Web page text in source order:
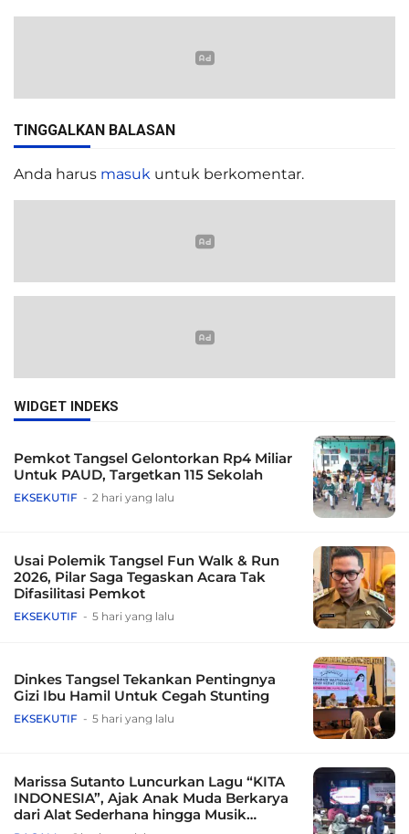
TINGGALKAN BALASAN
Anda harus masuk untuk berkomentar.
WIDGET INDEKS
Pemkot Tangsel Gelontorkan Rp4 Miliar
Untuk PAUD, Targetkan 115 Sekolah
EKSEKUTIF 2 hari yang lalu
Usai Polemik Tangsel Fun Walk & Run
2026, Pilar Saga Tegaskan Acara Tak
Difasilitasi Pemkot
EKSEKUTIF 5 hari yang lalu
Dinkes Tangsel Tekankan Pentingnya
Gizi Ibu Hamil Untuk Cegah Stunting
EKSEKUTIF 5 hari yang lalu
Marissa Sutanto Luncurkan Lagu “KITA
INDONESIA”, Ajak Anak Muda Berkarya
dari Alat Sederhana hingga Musik